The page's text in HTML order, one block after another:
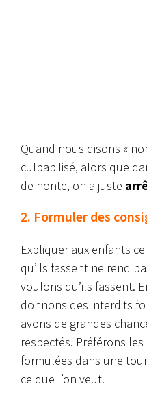
Quand nous disons «
culpabilisé, alors que
de honte, on a juste
2. Formuler des
Expliquer aux enfants
qu’ils fassent ne rend
voulons qu’ils fassent.
donnons des interdits
avons de grandes
respectés. Préférons les
formulées dans une
ce que l’on veut.